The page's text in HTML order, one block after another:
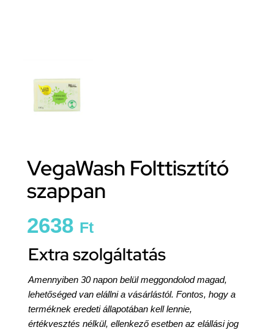
VegaWash Folttisztító
szappan
2638 Ft
Extra szolgáltatás
Amennyiben 30 napon belül meggondolod magad,
lehetőséged van elállni a vásárlástól. Fontos, hogy a
terméknek eredeti állapotában kell lennie,
értékvesztés nélkül, ellenkező esetben az elállási jog